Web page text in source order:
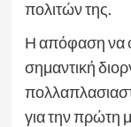
πολιτών της.
Η απόφαση να
σημαντική
για την πρώτη